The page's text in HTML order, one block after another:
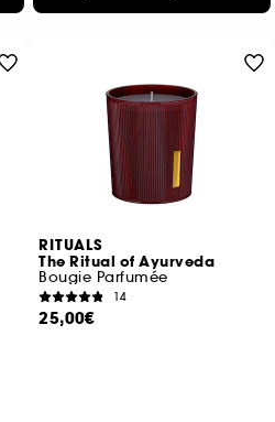
RITUALS
The Ritual of Ayurveda
Bougie Parfumée
14
25,00€